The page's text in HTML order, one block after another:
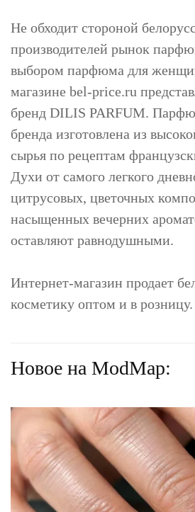
Не обходит стороной
производителей рынок
выбором парфюма для
магазине bel-price.ru
бренд DILIS PARFUM.
бренда изготовлена из
сырья по рецептам
Духи от самого легкого
цитрусовых, цветочных
насыщенных вечерних
оставляют равнодушными.
Интернет-магазин продает
косметику оптом и в розницу.
Новое на ModMap: